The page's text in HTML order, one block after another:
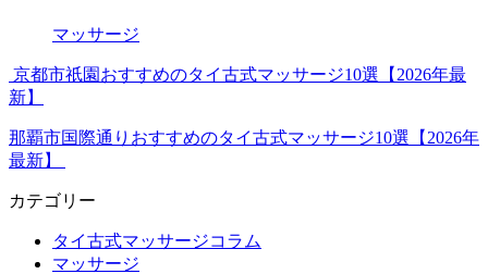
マッサージ
京都市祇園おすすめのタイ古式マッサージ10選【2026年最
新】
那覇市国際通りおすすめのタイ古式マッサージ10選【2026年
最新】
カテゴリー
タイ古式マッサージコラム
マッサージ